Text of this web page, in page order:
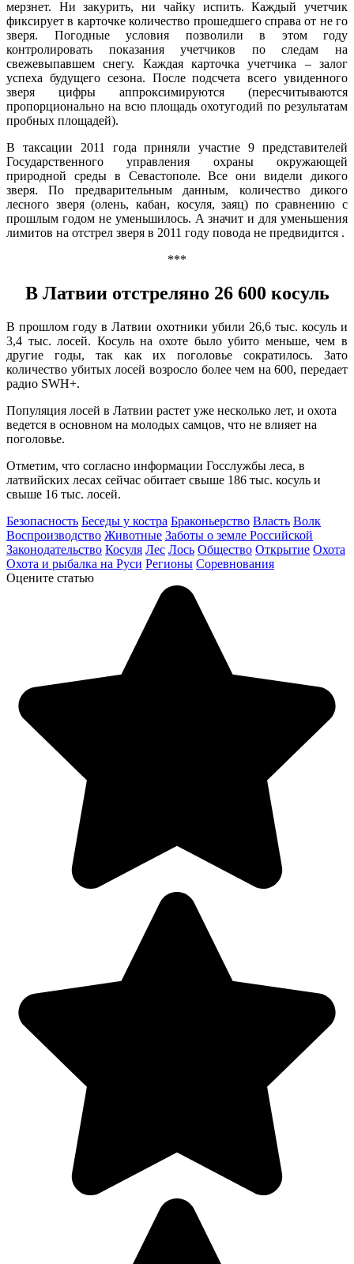
мерзнет. Ни закурить, ни чайку испить. Каждый учетчик
фиксирует в карточке количество прошедшего справа от не го
зверя. Погодные условия позволили в этом году
контролировать показания учетчиков по следам на
свежевыпавшем снегу. Каждая карточка учетчика – залог
успеха будущего сезона. После подсчета всего увиденного
зверя цифры аппроксимируются (пересчитываются
пропорционально на всю площадь охотугодий по результатам
пробных площадей).
В таксации 2011 года приняли участие 9 представителей
Государственного управления охраны окружающей
природной среды в Севастополе. Все они видели дикого
зверя. По предварительным данным, количество дикого
лесного зверя (олень, кабан, косуля, заяц) по сравнению с
прошлым годом не уменьшилось. А значит и для уменьшения
лимитов на отстрел зверя в 2011 году повода не предвидится .
***
В Латвии отстреляно 26 600 косуль
В прошлом году в Латвии охотники убили 26,6 тыс. косуль и
3,4 тыс. лосей. Косуль на охоте было убито меньше, чем в
другие годы, так как их поголовье сократилось. Зато
количество убитых лосей возросло более чем на 600, передает
радио SWH+.
Популяция лосей в Латвии растет уже несколько лет, и охота
ведется в основном на молодых самцов, что не влияет на
поголовье.
Отметим, что согласно информации Госслужбы леса, в
латвийских лесах сейчас обитает свыше 186 тыс. косуль и
свыше 16 тыс. лосей.
Безопасность Беседы у костра Браконьерство Власть Волк
Воспроизводство Животные Заботы о земле Российской
Законодательство Косуля Лес Лось Общество Открытие Охота
Охота и рыбалка на Руси Регионы Соревнования
Оцените статью